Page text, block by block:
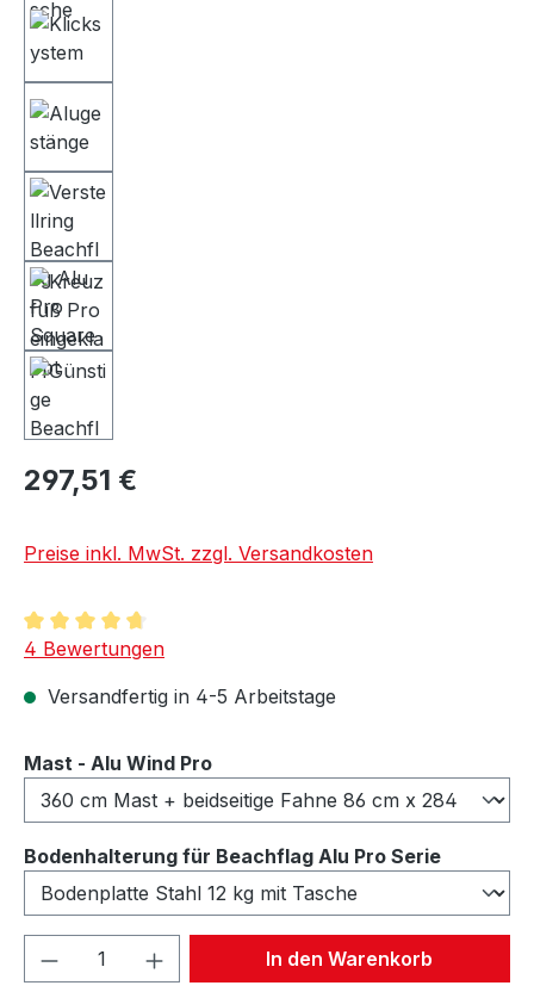
297,51 €
Preise inkl. MwSt. zzgl. Versandkosten
Durchschnittliche Bewertung von 4.75 von 5 Sternen
4 Bewertungen
Versandfertig in 4-5 Arbeitstage
Mast - Alu Wind Proauswählen
Bodenhalterung für Beachflag Alu Pro Serie
Produkt Anzahl: Gib denIn den Warenkorb